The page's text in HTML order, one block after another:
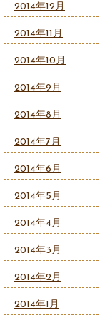
2014年12月
2014年11月
2014年10月
2014年9月
2014年8月
2014年7月
2014年6月
2014年5月
2014年4月
2014年3月
2014年2月
2014年1月